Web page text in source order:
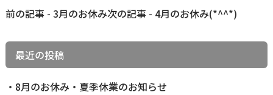
前
の
記
前の記事 - 3月のお休み次の記事 - 4月のお休み(*^^*)
最近の投稿
8月のお休み・夏季休業のお知らせ